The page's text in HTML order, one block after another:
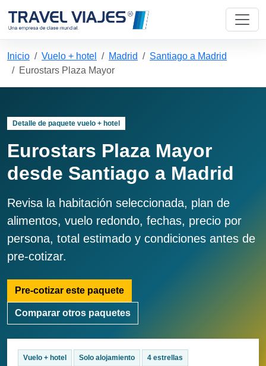
Inicio Vuelo + hotel Madrid
Santiago a Madrid
Eurostars Plaza Mayor
Detalle de paquete vuelo + hotel
Eurostars Plaza Mayor
desde Santiago a Madrid
Revisa la habitación seleccionada, plan de
alimentos, vuelo redondo, fechas, precio por
persona, total estimado y condiciones antes de
pre-cotizar.
Pre-cotizar este paquete
Comparar otros paquetes
Vuelo + hotel Solo alojamiento 4 estrellas